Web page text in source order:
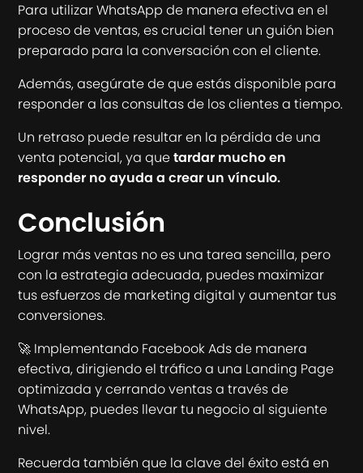
Para utilizar WhatsApp de manera efectiva en el
proceso de ventas, es crucial tener un guión bien
preparado para la conversación con el cliente.
Además, asegúrate de que estás disponible para
responder a las consultas de los clientes a tiempo.
Un retraso puede resultar en la pérdida de una
venta potencial, ya quetardar mucho en
responder no ayuda a crear un vínculo.
Conclusión
Lograr más ventas no es una tarea sencilla, pero
con la estrategia adecuada, puedes maximizar
tus esfuerzos de marketing digital y aumentar tus
conversiones.
🚀 Implementando Facebook Ads de manera
efectiva, dirigiendo el tráfico a una Landing Page
optimizada y cerrando ventas a través de
WhatsApp, puedes llevar tu negocio al siguiente
nivel.
Recuerda también que la clave del éxito está en